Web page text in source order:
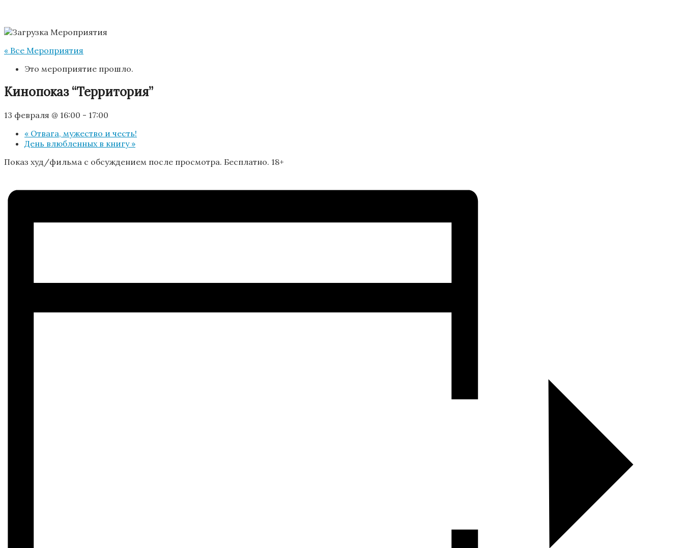
« Все Мероприятия
Это мероприятие прошло.
Кинопоказ “Территория”
13 февраля @ 16:00 - 17:00
« Отвага, мужество и честь!
День влюбленных в книгу »
Показ худ/фильма с обсуждением после просмотра. Бесплатно. 18+